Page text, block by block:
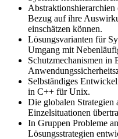
Bezug auf ihre
einschätzen können.
Lösungsvarianten für
Umgang mit
Schutzmechanismen in
Selbständiges
in C++ für Unix.
Die globalen Strategien
Einzelsituationen
In Gruppen Probleme
Lösungsstrategien